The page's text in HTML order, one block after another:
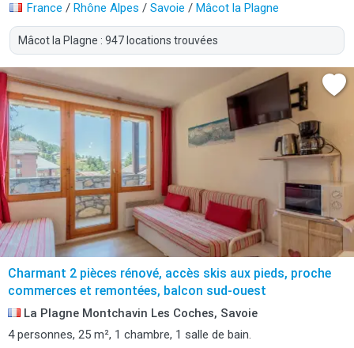
France / Rhône Alpes / Savoie / Mâcot la Plagne
Mâcot la Plagne : 947 locations trouvées
Charmant 2 pièces rénové, accès skis aux pieds, proche
commerces et remontées, balcon sud-ouest
La Plagne Montchavin Les Coches, Savoie
4 personnes, 25 m², 1 chambre, 1 salle de bain.